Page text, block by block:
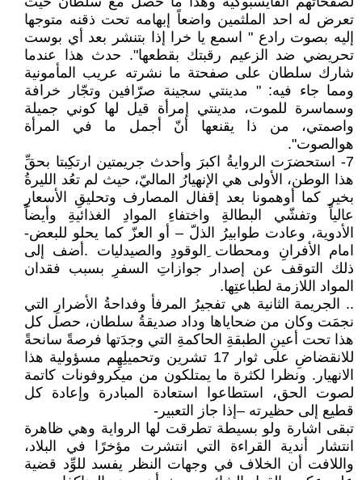
تعرض له احد الملثمين واضعاً إبهامه تحت ذقنه متوجها
إليه بصوت رادع " اسمع يا خرا إذا بتنشر بعد أي بوست
تحريضي ضد الزعيم رقبتك بقطعها". حدث هذا عندما
شارك سلطان على صفحتة ما نشرته عريب المأمونية
ومما جاء فيه: " مدينتي سجينة صرّافين وتجّار خرافة
وسماسرة للموت، مدينتي إمرأة قيل لها كوني جميلة
واصمتي، من ذا يقنعها أنّ أجمل ما في المرأة
هوالصوت".
7- استحضرَت الروايةُ اكبرَ وأحدث جريمتين ارتكِبتا بحقِّ
هذا الوطن، الأولى هي الإنهيارُ الماليّ، حيث لم تعُد الليرةُ
بخير كما أوهمونا بعد إقفال المصارف وتحليقِ الأسعارِ
عالياً وتفشّي البطالةِ واختفاءِ الموادِ الغذائيةِ وأيضاً
الأدوية، وعادت طوابيرُ الذلّ – أو العزّ كما يحلو للبعض-
امام الأفرانِ ومحطات ِالوقودِ والصيدليات .أضف إلى
ذلك التوقف عن إصدار جوازاتِ السفرِ بسبب فقدان
المواد اللازمة لطباعتِها.
.. الجريمة الثانية هي تفجيرُ المرفأ وفداحةُ الأضرارِ التي
نجمَت وكان من ضحاياها وداد صديقةُ سلطان، حصل كل
هذا تحت أعينِ الطبقةِ الحاكمةِ التي وجدَتها فرصةً سانحةً
للانقضاضِ على ثوار 17 تشرين وتحميلِهِم مسؤولية هذا
الانهيار. ونظرا لكثرة ما يمتلكون من ميكروفونات كاتمة
لصوت الحق، استطاعوا استعادة المبادرة وإعادة كل
قطيع إلى حظيرته –إذا جاز التعبير-
تبقى اشارة ولو بسيطة تطرقت لها الرواية وهي ظاهرة
انتشار أندية القراءة التي انتشرت مؤخرًا في البلاد،
واللافت أن الخلاف في وجهات النظر يفسد للوِّد قضية